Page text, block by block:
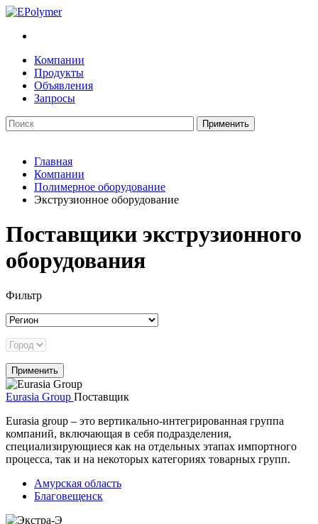
Компании
Продукты
Объявления
Запросы
Главная
Компании
Полимерное оборудование
Экструзионное оборудование
Поставщики экструзионного
оборудования
Фильтр
Eurasia Group Поставщик
Eurasia group – это вертикально-интегрированная группа
компаний, включающая в себя подразделения,
специализирующиеся как на отдельных этапах импортного
процесса, так и на некоторых категориях товарных групп.
Амурская область
Благовещенск